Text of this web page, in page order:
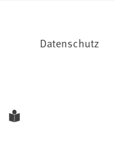
Datenschutz